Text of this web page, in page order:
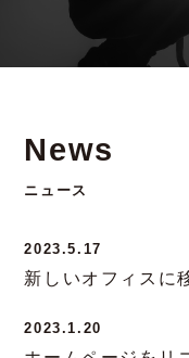
News
ニュース
2023.5.17
新しいオフィスに
2023.1.20